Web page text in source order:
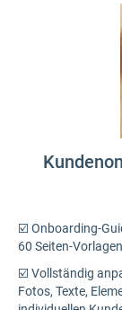
☑️ Onboarding-
60 Seiten-
☑️ Vollständig
Fotos, Texte,